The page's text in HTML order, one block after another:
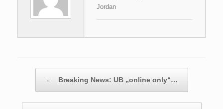
Jordan
← Breaking News: UB „online only“…